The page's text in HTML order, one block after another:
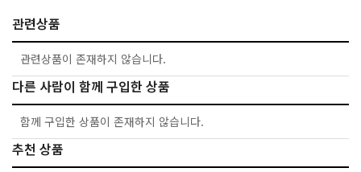
관련상품
관련상품이 존재하지 않습니다.
다른 사람이 함께 구입한 상품
함께 구입한 상품이 존재하지 않습니다.
추천 상품